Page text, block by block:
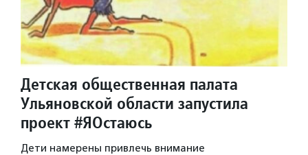
Детская общественная палата
Ульяновской области запустила
проект #ЯОстаюсь
Дети намерены привлечь внимание